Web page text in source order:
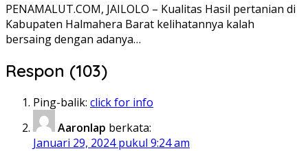
PENAMALUT.COM, JAILOLO – Kualitas Hasil pertanian di
Kabupaten Halmahera Barat kelihatannya kalah
bersaing dengan adanya…
Respon (103)
Ping-balik: click for info
Aaronlap berkata:
Januari 29, 2024 pukul 9:24 am